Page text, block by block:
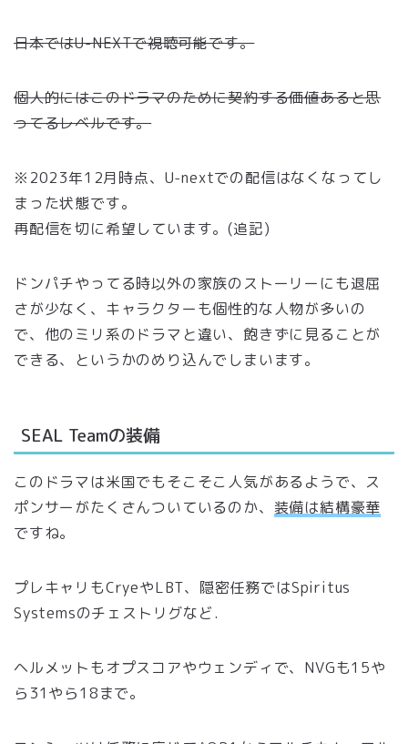
日本ではU-NEXTで視聴可能です。
個人的にはこのドラマのために契約する価値あると思
ってるレベルです。
※2023年12月時点、U-nextでの配信はなくなってし
まった状態です。
再配信を切に希望しています。(追記)
ドンパチやってる時以外の家族のストーリーにも退屈
さが少なく、キャラクターも個性的な人物が多いの
で、他のミリ系のドラマと違い、飽きずに見ることが
できる、というかのめり込んでしまいます。
SEAL Teamの装備
このドラマは米国でもそこそこ人気があるようで、ス
ポンサーがたくさんついているのか、 装備は結構豪華
ですね。
プレキャリもCryeやLBT、隠密任務ではSpiritus
Systemsのチェストリグなど.
ヘルメットもオプスコアやウェンディで、NVGも15や
ら31やら18まで。